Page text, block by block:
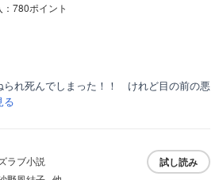
：780ポイント
られ死んでしまった！！ けれど目の前の悪
る
ラブ小説
試し読み